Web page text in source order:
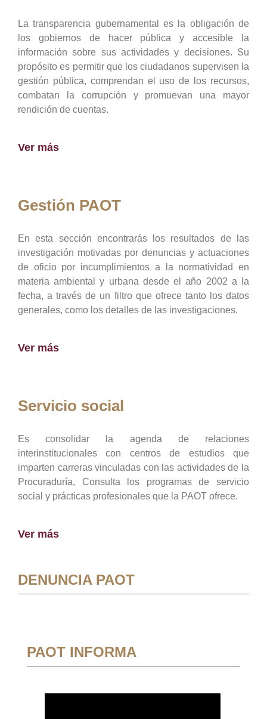
La transparencia gubernamental es la obligación de
los gobiernos de hacer pública y accesible la
información sobre sus actividades y decisiones. Su
propósito es permitir que los ciudadanos supervisen la
gestión pública, comprendan el uso de los recursos,
combatan la corrupción y promuevan una mayor
rendición de cuentas.
Ver más
Gestión PAOT
En esta sección encontrarás los resultados de las
investigación motivadas por denuncias y actuaciones
de oficio por incumplimientos a la normatividad en
materia ambiental y urbana desde el año 2002 a la
fecha, a través de un filtro que ofrece tanto los datos
generales, como los detalles de las investigaciones.
Ver más
Servicio social
Es consolidar la agenda de relaciones
interinstitucionales con centros de estudios que
imparten carreras vinculadas con las actividades de la
Procuraduría, Consulta los programas de servicio
social y prácticas profesionales que la PAOT ofrece.
Ver más
DENUNCIA PAOT
PAOT INFORMA